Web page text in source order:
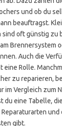
und ob du
beauftragst.
oft günstig zu
Brennersystem
Auch die
eine Rolle.
zu reparieren,
im Vergleich zum
du eine Tabelle,
und
gibt.